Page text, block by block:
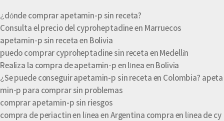
¿dónde comprar apetamin-p sin receta?
Consulta el precio del cyproheptadine en Marruecos
apetamin-p sin receta en Bolivia
puedo comprar cyproheptadine sin receta en Medellín
Realiza la compra de apetamin-p en línea en Bolivia
¿Se puede conseguir apetamin-p sin receta en Colombia? apeta
min-p para comprar sin problemas
comprar apetamin-p sin riesgos
compra de periactin en línea en Argentina compra en línea de cy